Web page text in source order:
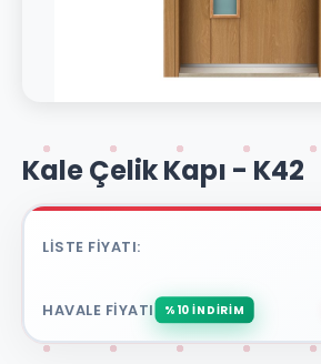
Kale Çelik Kapı - K42
LISTE FIYATI:
HAVALE FIYATI: %10 İNDİRİM